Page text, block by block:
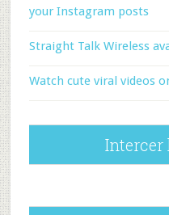
your Instagram posts
Straight Talk Wireless
Watch cute viral videos
Intercer